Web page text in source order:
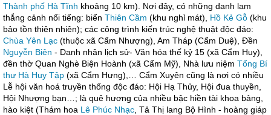
Thành phố Hà Tĩnh khoảng 10 km). Nơi đây, có những danh lam
thắng cảnh nổi tiếng: biển Thiên Cầm (khu nghỉ mát), Hồ Kẻ Gỗ (khu
bảo tồn thiên nhiên); các công trình kiến trúc nghệ thuật độc đáo:
Chùa Yên Lạc (thuộc xã Cẩm Nhượng), Am Tháp (Cẩm Duệ), Đền
Nguyễn Biên - Danh nhân lịch sử- Văn hóa thế kỷ 15 (xã Cẩm Huy),
đền thờ Quan Nghè Biện Hoành (xã Cẩm Mỹ), Nhà lưu niệm Tổng Bí
thư Hà Huy Tập (xã Cẩm Hưng),… Cẩm Xuyên cũng là nơi có nhiều
Lễ hội văn hoá truyền thống độc đáo: Hội Hạ Thủy, Hội đua thuyền,
Hội Nhượng bạn…; là quê hương của nhiều bậc hiền tài khoa bảng,
hào kiệt (Thám hoa Lê Phúc Nhạc , Tả Thị lang Bộ Hình - hoàng giáp